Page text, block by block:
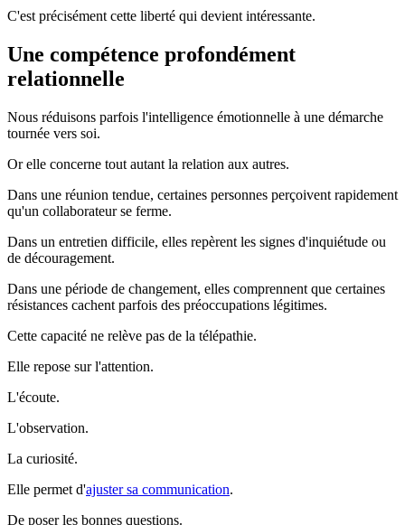
C'est précisément cette liberté qui devient intéressante.
Une compétence profondément
relationnelle
Nous réduisons parfois l'intelligence émotionnelle à une démarche
tournée vers soi.
Or elle concerne tout autant la relation aux autres.
Dans une réunion tendue, certaines personnes perçoivent rapidement
qu'un collaborateur se ferme.
Dans un entretien difficile, elles repèrent les signes d'inquiétude ou
de découragement.
Dans une période de changement, elles comprennent que certaines
résistances cachent parfois des préoccupations légitimes.
Cette capacité ne relève pas de la télépathie.
Elle repose sur l'attention.
L'écoute.
L'observation.
La curiosité.
Elle permet d'ajuster sa communication.
De poser les bonnes questions.